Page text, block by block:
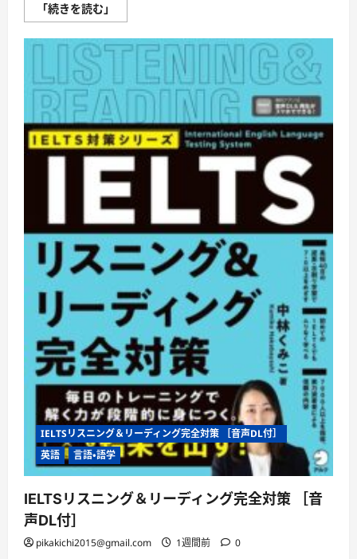
「続きを読む」
一
の
ん
ル
ー
ズ
旅
に
つ
い
さ
ら
に
読
む
IELTSリスニング＆リーディング完全対策 ［音声DL付］
英語
言語・語学
IELTSリスニング＆リーディング完全対策 ［音
声DL付］
pikakichi2015@gmail.com 1週間前 0